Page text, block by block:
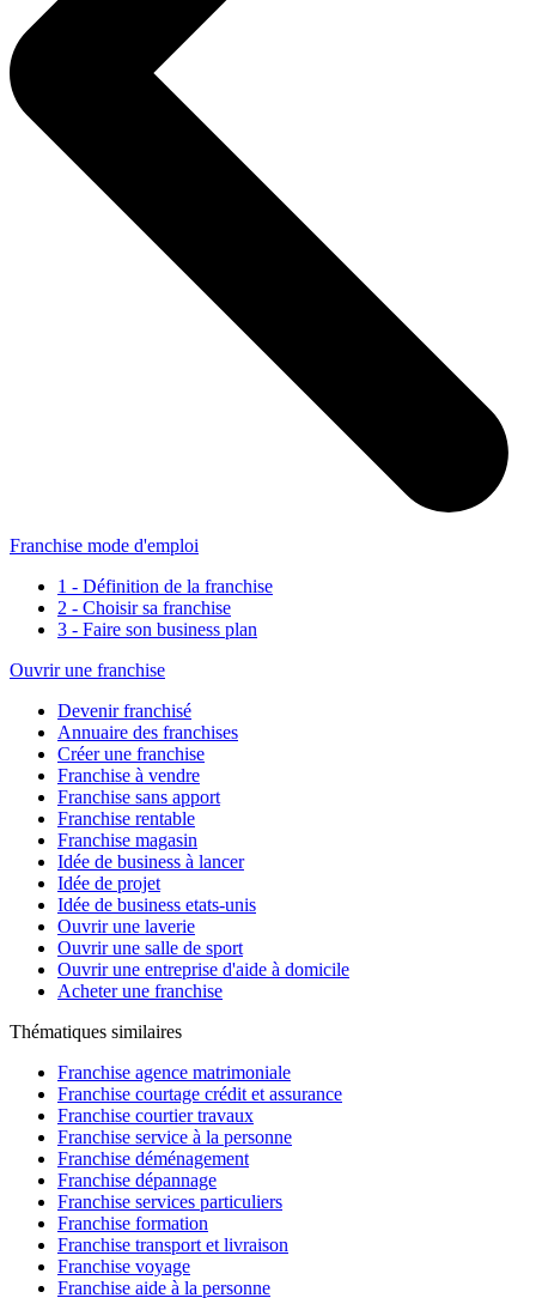
Franchise mode d'emploi
1 - Définition de la franchise
2 - Choisir sa franchise
3 - Faire son business plan
Ouvrir une franchise
Devenir franchisé
Annuaire des franchises
Créer une franchise
Franchise à vendre
Franchise sans apport
Franchise rentable
Franchise magasin
Idée de business à lancer
Idée de projet
Idée de business etats-unis
Ouvrir une laverie
Ouvrir une salle de sport
Ouvrir une entreprise d'aide à domicile
Acheter une franchise
Thématiques similaires
Franchise agence matrimoniale
Franchise courtage crédit et assurance
Franchise courtier travaux
Franchise service à la personne
Franchise déménagement
Franchise dépannage
Franchise services particuliers
Franchise formation
Franchise transport et livraison
Franchise voyage
Franchise aide à la personne